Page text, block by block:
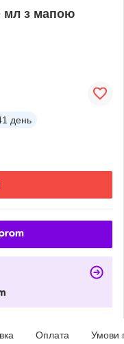
мл з мапою
день
Оплата Умови